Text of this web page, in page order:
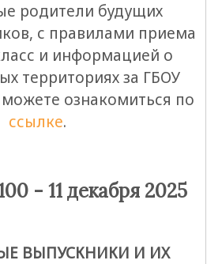
родители будущих
с правилами приема
и информацией о
территориях за ГБОУ
ознакомиться по
ссылке.
- 11 декабря 2025
ВЫПУСКНИКИ И ИХ